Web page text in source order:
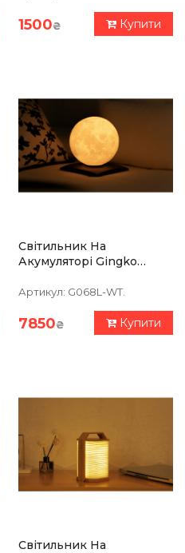
1500₴ Купити
Світильник На
Акумуляторі Gingko
Артикул: G068L-WT.
7850₴ Купити
Світильник На